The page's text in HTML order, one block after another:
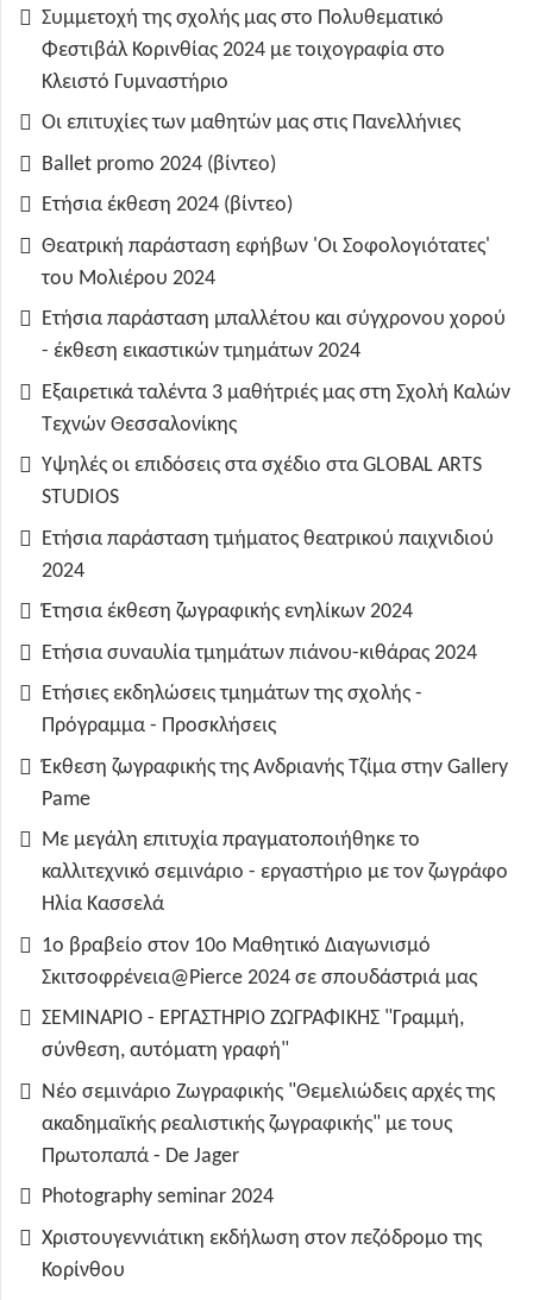
Συμμετοχή της σχολής μας στο Πολυθεματικό
Φεστιβάλ Κορινθίας 2024 με τοιχογραφία στο
Κλειστό Γυμναστήριο
Οι επιτυχίες των μαθητών μας στις Πανελλήνιες
Ballet promo 2024 (βίντεο)
Ετήσια έκθεση 2024 (βίντεο)
Θεατρική παράσταση εφήβων 'Οι Σοφολογιότατες'
του Μολιέρου 2024
Ετήσια παράσταση μπαλλέτου και σύγχρονου χορού
- έκθεση εικαστικών τμημάτων 2024
Εξαιρετικά ταλέντα 3 μαθήτριές μας στη Σχολή Καλών
Τεχνών Θεσσαλονίκης
Υψηλές οι επιδόσεις στα σχέδιο στα GLOBAL ARTS
STUDIOS
Ετήσια παράσταση τμήματος θεατρικού παιχνιδιού
2024
Έτησια έκθεση ζωγραφικής ενηλίκων 2024
Ετήσια συναυλία τμημάτων πιάνου-κιθάρας 2024
Ετήσιες εκδηλώσεις τμημάτων της σχολής -
Πρόγραμμα - Προσκλήσεις
Έκθεση ζωγραφικής της Ανδριανής Τζίμα στην Gallery
Pame
Με μεγάλη επιτυχία πραγματοποιήθηκε το
καλλιτεχνικό σεμινάριο - εργαστήριο με τον ζωγράφο
Ηλία Κασσελά
1ο βραβείο στον 10ο Μαθητικό Διαγωνισμό
Σκιτσοφρένεια@Pierce 2024 σε σπουδάστριά μας
ΣΕΜΙΝΑΡΙΟ - ΕΡΓΑΣΤΗΡΙΟ ΖΩΓΡΑΦΙΚΗΣ "Γραμμή,
σύνθεση, αυτόματη γραφή"
Νέο σεμινάριο Ζωγραφικής "Θεμελιώδεις αρχές της
ακαδημαϊκής ρεαλιστικής ζωγραφικής" με τους
Πρωτοπαπά - De Jager
Photography seminar 2024
Χριστουγεννιάτικη εκδήλωση στον πεζόδρομο της
Κορίνθου